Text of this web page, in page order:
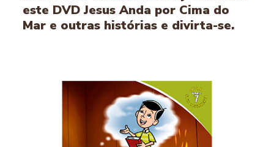
este DVD Jesus Anda por Cima do
Mar e outras histórias e divirta-se.